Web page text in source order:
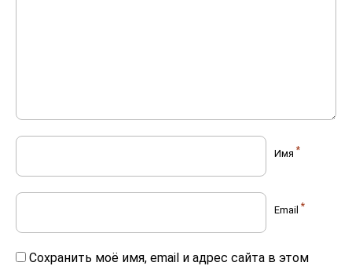
Имя *
Email *
Сохранить моё имя, email и адрес сайта в этом